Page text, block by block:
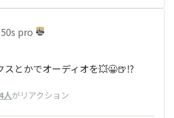
pro
スとかでオーディオを💥😀🍺⁉️
人がリアクション